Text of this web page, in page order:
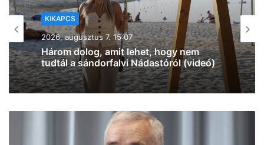
KIKAPCS
2026, augusztus 7. 12:27
Na, ez mennyire király már: 60 SZIN-
jegyet VIP-re húz fel a Coca-Cola
Szegeden!